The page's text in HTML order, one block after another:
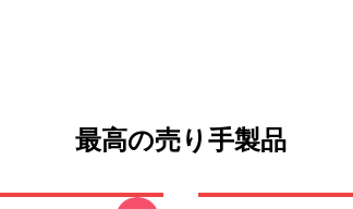
最高の売り手製品